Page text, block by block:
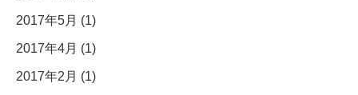
2017年5月 (1)
2017年4月 (1)
2017年2月 (1)